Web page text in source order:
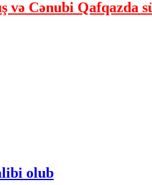
və Cənubi Qafqazda
olub